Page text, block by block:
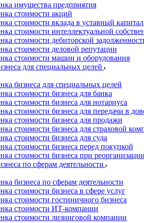
имущества предприятия
стоимости акций
стоимости вклада в уставный капитал
стоимости интеллектуальной
стоимости дебиторской
стоимости деловой репутации
стоимости машин и оборудования
для специальных целей
бизнеса для специальных целей
стоимости бизнеса для банка
стоимости бизнеса для нотариуса
стоимости бизнеса для передачи в
стоимости бизнеса для продажи
стоимости бизнеса для страховой
стоимости бизнеса для суда
стоимости бизнеса перед покупкой
стоимости бизнеса при реорганизации
по сферам деятельности
бизнеса по сферам деятельности
стоимости бизнеса в сфере услуг
стоимости гостиничного бизнеса
стоимости ИТ-компании
стоимости лизинговой компании
Благовещенск
Благодарный
Богородицк
Боготол
Большой Камень
Бор
Борисоглебск
Боровичи
Братск
Бронницы
Брянск
Бугульма
Бугуруслан
Бузулук
Буйнакск
Бутурлиновка
Валдай
Валуйки